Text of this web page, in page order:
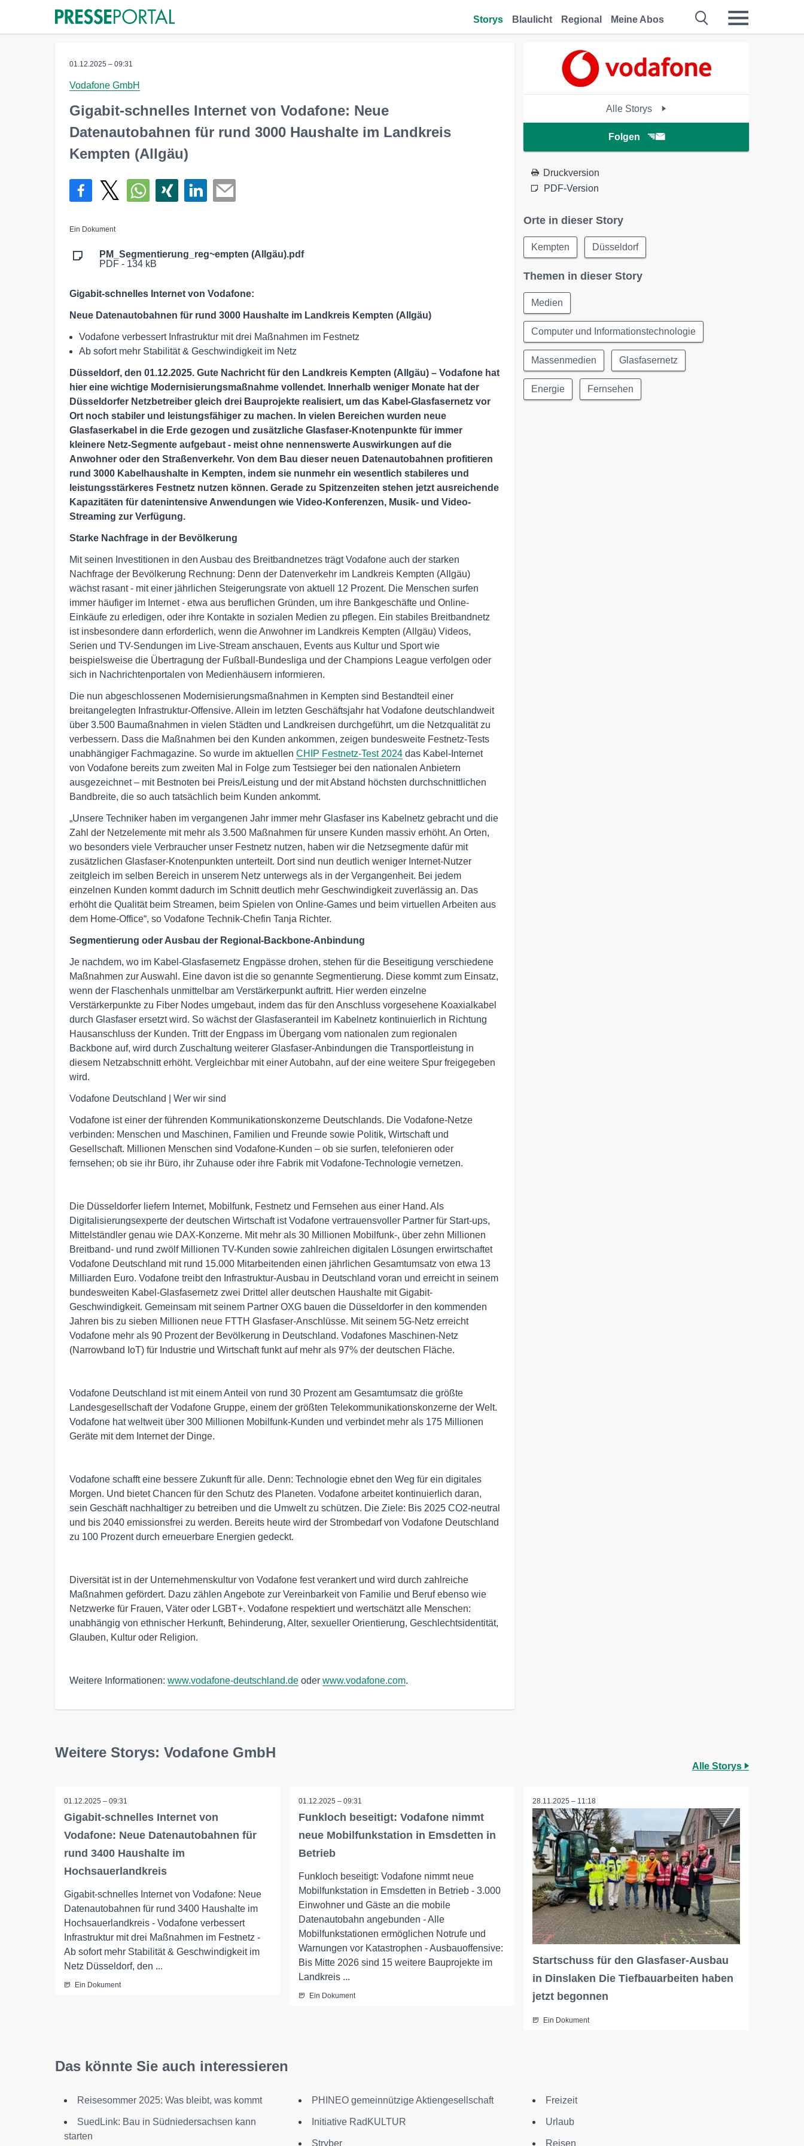
Storys Blaulicht Regional Meine Abos
01.12.2025 – 09:31
Vodafone GmbH
Gigabit-schnelles Internet von Vodafone: Neue
Datenautobahnen für rund 3000 Haushalte im Landkreis
Kempten (Allgäu)
Ein Dokument
PM_Segmentierung_reg~empten (Allgäu).pdf
PDF - 134 kB
Gigabit-schnelles Internet von Vodafone:
Neue Datenautobahnen für rund 3000 Haushalte im Landkreis Kempten (Allgäu)
Vodafone verbessert Infrastruktur mit drei Maßnahmen im Festnetz
Ab sofort mehr Stabilität & Geschwindigkeit im Netz
Düsseldorf, den 01.12.2025. Gute Nachricht für den Landkreis Kempten (Allgäu) – Vodafone hat
hier eine wichtige Modernisierungsmaßnahme vollendet. Innerhalb weniger Monate hat der
Düsseldorfer Netzbetreiber gleich drei Bauprojekte realisiert, um das Kabel-Glasfasernetz vor
Ort noch stabiler und leistungsfähiger zu machen. In vielen Bereichen wurden neue
Glasfaserkabel in die Erde gezogen und zusätzliche Glasfaser-Knotenpunkte für immer
kleinere Netz-Segmente aufgebaut - meist ohne nennenswerte Auswirkungen auf die
Anwohner oder den Straßenverkehr. Von dem Bau dieser neuen Datenautobahnen profitieren
rund 3000 Kabelhaushalte in Kempten, indem sie nunmehr ein wesentlich stabileres und
leistungsstärkeres Festnetz nutzen können. Gerade zu Spitzenzeiten stehen jetzt ausreichende
Kapazitäten für datenintensive Anwendungen wie Video-Konferenzen, Musik- und Video-
Streaming zur Verfügung.
Starke Nachfrage in der Bevölkerung
Mit seinen Investitionen in den Ausbau des Breitbandnetzes trägt Vodafone auch der starken
Nachfrage der Bevölkerung Rechnung: Denn der Datenverkehr im Landkreis Kempten (Allgäu)
wächst rasant - mit einer jährlichen Steigerungsrate von aktuell 12 Prozent. Die Menschen surfen
immer häufiger im Internet - etwa aus beruflichen Gründen, um ihre Bankgeschäfte und Online-
Einkäufe zu erledigen, oder ihre Kontakte in sozialen Medien zu pflegen. Ein stabiles Breitbandnetz
ist insbesondere dann erforderlich, wenn die Anwohner im Landkreis Kempten (Allgäu) Videos,
Serien und TV-Sendungen im Live-Stream anschauen, Events aus Kultur und Sport wie
beispielsweise die Übertragung der Fußball-Bundesliga und der Champions League verfolgen oder
sich in Nachrichtenportalen von Medienhäusern informieren.
Die nun abgeschlossenen Modernisierungsmaßnahmen in Kempten sind Bestandteil einer
breitangelegten Infrastruktur-Offensive. Allein im letzten Geschäftsjahr hat Vodafone deutschlandweit
über 3.500 Baumaßnahmen in vielen Städten und Landkreisen durchgeführt, um die Netzqualität zu
verbessern. Dass die Maßnahmen bei den Kunden ankommen, zeigen bundesweite Festnetz-Tests
unabhängiger Fachmagazine. So wurde im aktuellen CHIP Festnetz-Test 2024 das Kabel-Internet
von Vodafone bereits zum zweiten Mal in Folge zum Testsieger bei den nationalen Anbietern
ausgezeichnet – mit Bestnoten bei Preis/Leistung und der mit Abstand höchsten durchschnittlichen
Bandbreite, die so auch tatsächlich beim Kunden ankommt.
„Unsere Techniker haben im vergangenen Jahr immer mehr Glasfaser ins Kabelnetz gebracht und die
Zahl der Netzelemente mit mehr als 3.500 Maßnahmen für unsere Kunden massiv erhöht. An Orten,
wo besonders viele Verbraucher unser Festnetz nutzen, haben wir die Netzsegmente dafür mit
zusätzlichen Glasfaser-Knotenpunkten unterteilt. Dort sind nun deutlich weniger Internet-Nutzer
zeitgleich im selben Bereich in unserem Netz unterwegs als in der Vergangenheit. Bei jedem
einzelnen Kunden kommt dadurch im Schnitt deutlich mehr Geschwindigkeit zuverlässig an. Das
erhöht die Qualität beim Streamen, beim Spielen von Online-Games und beim virtuellen Arbeiten aus
dem Home-Office“, so Vodafone Technik-Chefin Tanja Richter.
Segmentierung oder Ausbau der Regional-Backbone-Anbindung
Je nachdem, wo im Kabel-Glasfasernetz Engpässe drohen, stehen für die Beseitigung verschiedene
Maßnahmen zur Auswahl. Eine davon ist die so genannte Segmentierung. Diese kommt zum Einsatz,
wenn der Flaschenhals unmittelbar am Verstärkerpunkt auftritt. Hier werden einzelne
Verstärkerpunkte zu Fiber Nodes umgebaut, indem das für den Anschluss vorgesehene Koaxialkabel
durch Glasfaser ersetzt wird. So wächst der Glasfaseranteil im Kabelnetz kontinuierlich in Richtung
Hausanschluss der Kunden. Tritt der Engpass im Übergang vom nationalen zum regionalen
Backbone auf, wird durch Zuschaltung weiterer Glasfaser-Anbindungen die Transportleistung in
diesem Netzabschnitt erhöht. Vergleichbar mit einer Autobahn, auf der eine weitere Spur freigegeben
wird.
Vodafone Deutschland | Wer wir sind
Vodafone ist einer der führenden Kommunikationskonzerne Deutschlands. Die Vodafone-Netze
verbinden: Menschen und Maschinen, Familien und Freunde sowie Politik, Wirtschaft und
Gesellschaft. Millionen Menschen sind Vodafone-Kunden – ob sie surfen, telefonieren oder
fernsehen; ob sie ihr Büro, ihr Zuhause oder ihre Fabrik mit Vodafone-Technologie vernetzen.
Die Düsseldorfer liefern Internet, Mobilfunk, Festnetz und Fernsehen aus einer Hand. Als
Digitalisierungsexperte der deutschen Wirtschaft ist Vodafone vertrauensvoller Partner für Start-ups,
Mittelständler genau wie DAX-Konzerne. Mit mehr als 30 Millionen Mobilfunk-, über zehn Millionen
Breitband- und rund zwölf Millionen TV-Kunden sowie zahlreichen digitalen Lösungen erwirtschaftet
Vodafone Deutschland mit rund 15.000 Mitarbeitenden einen jährlichen Gesamtumsatz von etwa 13
Milliarden Euro. Vodafone treibt den Infrastruktur-Ausbau in Deutschland voran und erreicht in seinem
bundesweiten Kabel-Glasfasernetz zwei Drittel aller deutschen Haushalte mit Gigabit-
Geschwindigkeit. Gemeinsam mit seinem Partner OXG bauen die Düsseldorfer in den kommenden
Jahren bis zu sieben Millionen neue FTTH Glasfaser-Anschlüsse. Mit seinem 5G-Netz erreicht
Vodafone mehr als 90 Prozent der Bevölkerung in Deutschland. Vodafones Maschinen-Netz
(Narrowband IoT) für Industrie und Wirtschaft funkt auf mehr als 97% der deutschen Fläche.
Vodafone Deutschland ist mit einem Anteil von rund 30 Prozent am Gesamtumsatz die größte
Landesgesellschaft der Vodafone Gruppe, einem der größten Telekommunikationskonzerne der Welt.
Vodafone hat weltweit über 300 Millionen Mobilfunk-Kunden und verbindet mehr als 175 Millionen
Geräte mit dem Internet der Dinge.
Vodafone schafft eine bessere Zukunft für alle. Denn: Technologie ebnet den Weg für ein digitales
Morgen. Und bietet Chancen für den Schutz des Planeten. Vodafone arbeitet kontinuierlich daran,
sein Geschäft nachhaltiger zu betreiben und die Umwelt zu schützen. Die Ziele: Bis 2025 CO2-neutral
und bis 2040 emissionsfrei zu werden. Bereits heute wird der Strombedarf von Vodafone Deutschland
zu 100 Prozent durch erneuerbare Energien gedeckt.
Diversität ist in der Unternehmenskultur von Vodafone fest verankert und wird durch zahlreiche
Maßnahmen gefördert. Dazu zählen Angebote zur Vereinbarkeit von Familie und Beruf ebenso wie
Netzwerke für Frauen, Väter oder LGBT+. Vodafone respektiert und wertschätzt alle Menschen:
unabhängig von ethnischer Herkunft, Behinderung, Alter, sexueller Orientierung, Geschlechtsidentität,
Glauben, Kultur oder Religion.
Weitere Informationen: www.vodafone-deutschland.de oder www.vodafone.com.
Alle Storys
Folgen
Druckversion
PDF-Version
Orte in dieser Story
Kempten Düsseldorf
Themen in dieser Story
Medien
Computer und Informationstechnologie
Massenmedien Glasfasernetz
Energie Fernsehen
Weitere Storys: Vodafone GmbH
Alle Storys
01.12.2025 – 09:31
Gigabit-schnelles Internet von
Vodafone: Neue Datenautobahnen für
rund 3400 Haushalte im
Hochsauerlandkreis
Gigabit-schnelles Internet von Vodafone: Neue
Datenautobahnen für rund 3400 Haushalte im
Hochsauerlandkreis - Vodafone verbessert
Infrastruktur mit drei Maßnahmen im Festnetz -
Ab sofort mehr Stabilität & Geschwindigkeit im
Netz Düsseldorf, den ...
Ein Dokument
01.12.2025 – 09:31
Funkloch beseitigt: Vodafone nimmt
neue Mobilfunkstation in Emsdetten in
Betrieb
Funkloch beseitigt: Vodafone nimmt neue
Mobilfunkstation in Emsdetten in Betrieb - 3.000
Einwohner und Gäste an die mobile
Datenautobahn angebunden - Alle
Mobilfunkstationen ermöglichen Notrufe und
Warnungen vor Katastrophen - Ausbauoffensive:
Bis Mitte 2026 sind 15 weitere Bauprojekte im
Landkreis ...
Ein Dokument
28.11.2025 – 11:18
Startschuss für den Glasfaser-Ausbau
in Dinslaken Die Tiefbauarbeiten haben
jetzt begonnen
Ein Dokument
Das könnte Sie auch interessieren
Reisesommer 2025: Was bleibt, was kommt
SuedLink: Bau in Südniedersachsen kann
starten
PHINEO gemeinnützige Aktiengesellschaft
Initiative RadKULTUR
Stryber
Freizeit
Urlaub
Reisen